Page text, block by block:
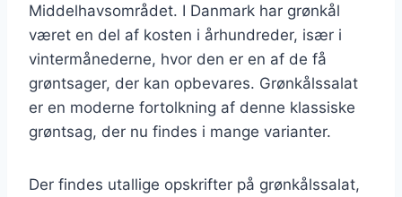
Middelhavsområdet. I Danmark har grønkål
været en del af kosten i århundreder, især i
vintermånederne, hvor den er en af de få
grøntsager, der kan opbevares. Grønkålssalat
er en moderne fortolkning af denne klassiske
grøntsag, der nu findes i mange varianter.
Der findes utallige opskrifter på grønkålssalat,